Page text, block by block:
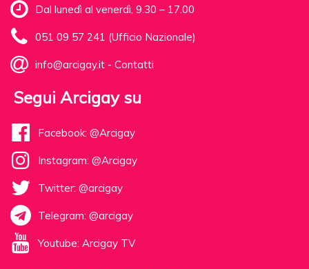
Dal lunedì al venerdì, 9.30 – 17.00
051 09 57 241 (Ufficio Nazionale)
info@arcigay.it - Contatti
Segui Arcigay su
Facebook: @Arcigay
Instagram: @Arcigay
Twitter: @arcigay
Telegram: @arcigay
Youtube: Arcigay TV